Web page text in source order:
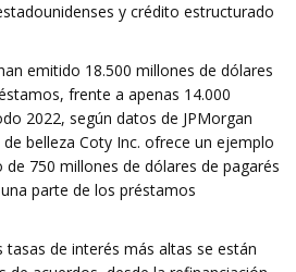
y crédito estructurado
emitido 18.500 millones de dólares
frente a apenas 14.000
2022, según datos de JPMorgan
belleza Coty Inc. ofrece un ejemplo
750 millones de dólares de pagarés
parte de los préstamos
tasas de interés más altas se están